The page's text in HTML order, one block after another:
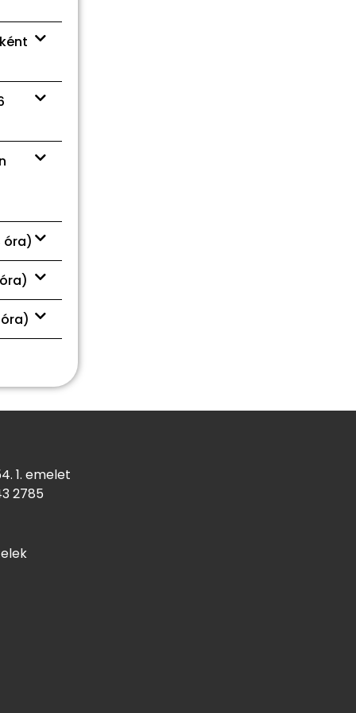
óra)
1. emelet
2785